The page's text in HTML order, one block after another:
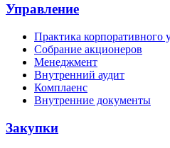
Управление
Практика корпоративного
Собрание акционеров
Менеджмент
Внутренний аудит
Комплаенс
Внутренние документы
Закупки